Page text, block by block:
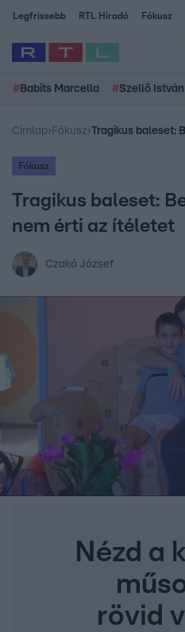
Legfrissebb RTL Híradó Fókusz
# Babits Marcella #Szellő István
Címlap› Fókusz›
Fókusz
Tragikus baleset:
nem érti az ítéletet
Czakó József
Nézd a
rövid